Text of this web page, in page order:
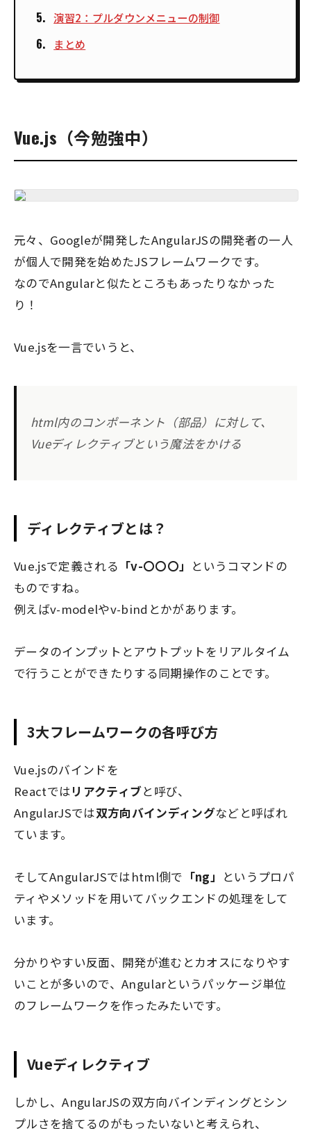
演習2：プルダウンメニューの制御
まとめ
Vue.js（今勉強中）
元々、Googleが開発したAngularJSの開発者の一人
が個人で開発を始めたJSフレームワークです。
なのでAngularと似たところもあったりなかった
り！
Vue.jsを一言でいうと、
html内のコンポーネント（部品）に対して、
Vueディレクティブという魔法をかける
ディレクティブとは？
Vue.jsで定義される 「v-〇〇〇」 というコマンドの
ものですね。
例えばv-modelやv-bindとかがあります。
データのインプットとアウトプットをリアルタイム
で行うことができたりする同期操作のことです。
3大フレームワークの各呼び方
Vue.jsのバインドを
Reactではリアクティブと呼び、
AngularJSでは双方向バインディングなどと呼ばれ
ています。
そしてAngularJSではhtml側で 「ng」 というプロパ
ティやメソッドを用いてバックエンドの処理をして
います。
分かりやすい反面、開発が進むとカオスになりやす
いことが多いので、Angularというパッケージ単位
のフレームワークを作ったみたいです。
Vueディレクティブ
しかし、AngularJSの双方向バインディングとシン
プルさを捨てるのがもったいないと考えられ、